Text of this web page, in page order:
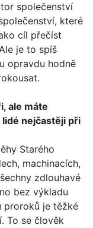
společenství
které
cíl přečíst
je to spíš
opravdu hodně
ale máte
nejčastěji při
Starého
machinacích,
zdlouhavé
bez výkladu
proroků je těžké
To se člověk